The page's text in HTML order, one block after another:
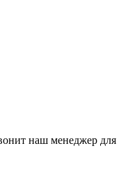
наш менеджер для